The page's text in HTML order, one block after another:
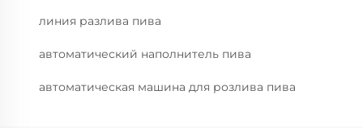
линия разлива пива
автоматический наполнитель пива
автоматическая машина для розлива пива